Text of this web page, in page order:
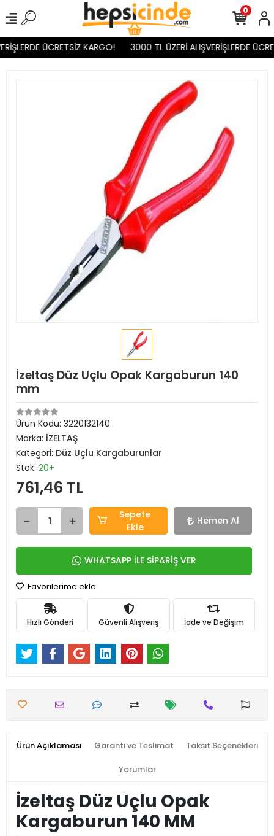
ÜCRETSİZ KARGO! 3000 TL ÜZERİ ALIŞVERİŞLERDE
0
İzeltaş Düz Uçlu Opak Kargaburun 140
mm
Ürün Kodu: 3220132140
Marka: İZELTAŞ
Kategori: Düz Uçlu Kargaburunlar
Stok: 20+
761,46 TL
Sepete
Ekle
Hemen Al
WHATSAPP İLE SİPARİŞ VER
Favorilerime ekle
Hızlı Gönderi Güvenli Alışveriş İade ve Değişim
Ürün Açıklaması Garanti ve Teslimat Taksit Seçenekleri
Yorumlar
İzeltaş Düz Uçlu Opak
Kargaburun 140 MM